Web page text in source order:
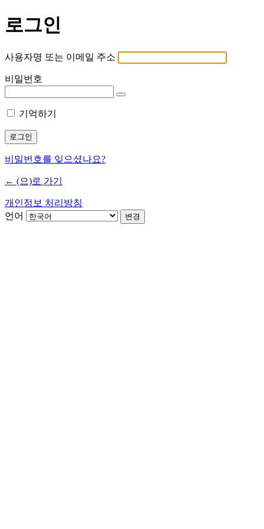
로그인
사용자명 또는 이메일 주소
비밀번호
기억하기
비밀번호를 잊으셨나요?
← (으)로 가기
개인정보 처리방침
언어